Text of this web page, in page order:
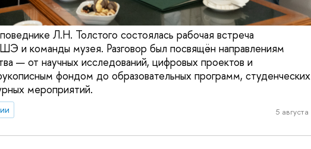
Л.Н. Толстого состоялась рабочая встреча
и команды музея. Разговор был посвящён направлениям
— от научных исследований, цифровых проектов и
фондом до образовательных программ, студенческих
мероприятий.
5 августа